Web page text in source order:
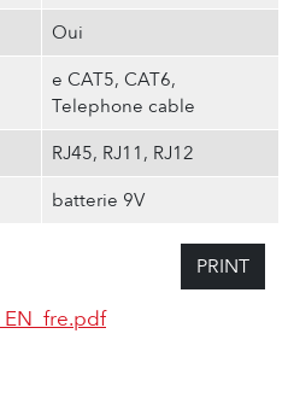
Oui
e CAT5, CAT6,
Telephone cable
RJ45, RJ11, RJ12
batterie 9V
PRINT